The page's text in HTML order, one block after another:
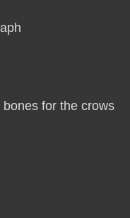
bones for the crows